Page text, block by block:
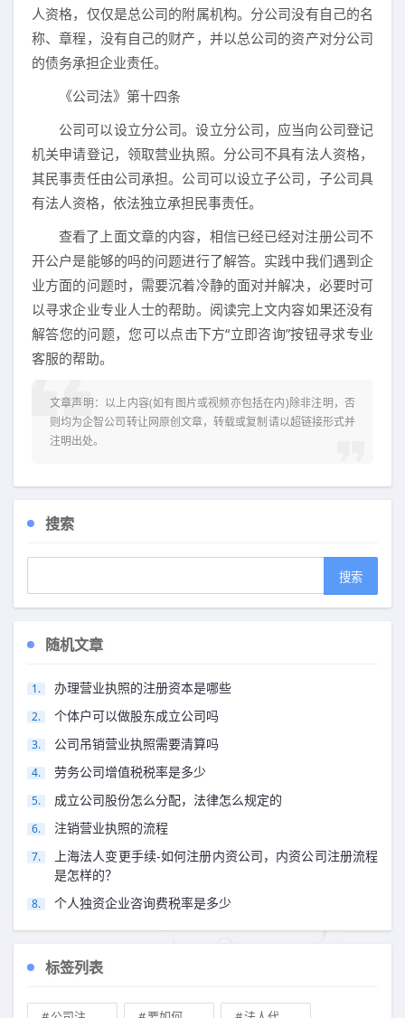
人资格，仅仅是总公司的附属机构。分公司没有自己的名
称、章程，没有自己的财产，并以总公司的资产对分公司
的债务承担企业责任。
《公司法》第十四条
公司可以设立分公司。设立分公司，应当向公司登记
机关申请登记，领取营业执照。分公司不具有法人资格，
其民事责任由公司承担。公司可以设立子公司，子公司具
有法人资格，依法独立承担民事责任。
查看了上面文章的内容，相信已经已经对注册公司不
开公户是能够的吗的问题进行了解答。实践中我们遇到企
业方面的问题时，需要沉着冷静的面对并解决，必要时可
以寻求企业专业人士的帮助。阅读完上文内容如果还没有
解答您的问题，您可以点击下方“立即咨询”按钮寻求专业
客服的帮助。
文章声明：以上内容(如有图片或视频亦包括在内)除非注明，否
则均为企智公司转让网原创文章，转载或复制请以超链接形式并
注明出处。
搜索
随机文章
办理营业执照的注册资本是哪些
个体户可以做股东成立公司吗
公司吊销营业执照需要清算吗
劳务公司增值税税率是多少
成立公司股份怎么分配，法律怎么规定的
注销营业执照的流程
上海法人变更手续-如何注册内资公司，内资公司注册流程
是怎样的？
个人独资企业咨询费税率是多少
标签列表